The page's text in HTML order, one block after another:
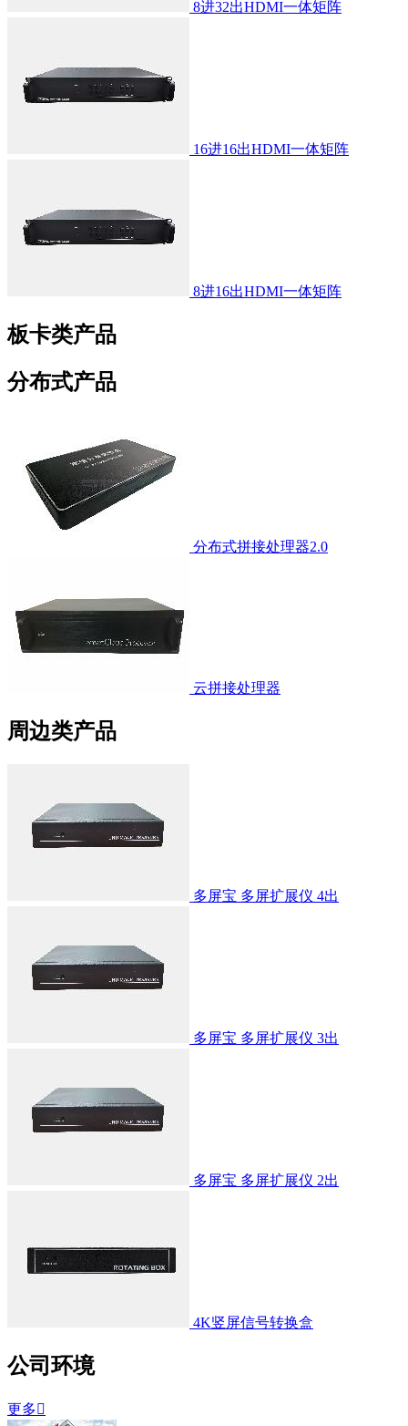
8进32出HDMI一体矩阵
16进16出HDMI一体矩阵
8进16出HDMI一体矩阵
板卡类产品
分布式产品
分布式拼接处理器2.0
云拼接处理器
周边类产品
多屏宝 多屏扩展仪 4出
多屏宝 多屏扩展仪 3出
多屏宝 多屏扩展仪 2出
4K竖屏信号转换盒
公司环境
更多